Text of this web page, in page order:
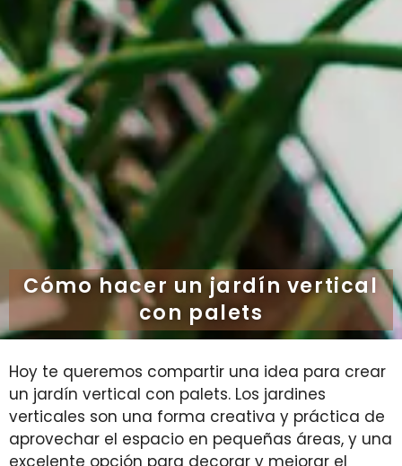
Cómo hacer un jardín vertical
con palets
Hoy te queremos compartir una idea para crear
un jardín vertical con palets. Los jardines
verticales son una forma creativa y práctica de
aprovechar el espacio en pequeñas áreas, y una
excelente opción para decorar y mejorar el